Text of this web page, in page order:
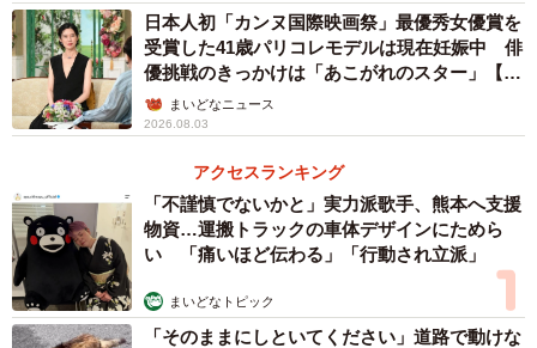
お米は週4～5日の割合で食べています
――ベンジーさんは、いつのまにこんなに日本食好きに？
ドンの日本食チェーンやうどん屋さんで和食を知り、日本
を一人旅した時（2016年）は納豆やすき焼きに初挑戦し、
私と出会ってからも多くの日本食を食べ、今に至ります。
納豆や出汁など、外国の方が結構苦手とするものも最初か
ら美味しく味わったそうです。
日本人初「カンヌ国際映画祭」最優秀女優賞を
受賞した41歳パリコレモデルは現在妊娠中 俳
優挑戦のきっかけは「あこがれのスター」【徹
子の部屋】
まいどなニュース
2026.08.03
アクセスランキング
「不謹慎でないかと」実力派歌手、熊本へ支援
物資…運搬トラックの車体デザインにためら
い 「痛いほど伝わる」「行動され立派」
まいどなトピック
「そのままにしといてください」道路で動けな